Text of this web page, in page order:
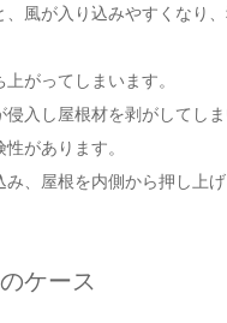
風が入り込みやすくなり
がってしまいます。
入し屋根材を剥がしてしま
があります。
、屋根を内側から押し上
ケース